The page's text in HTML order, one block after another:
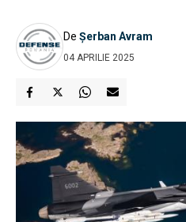
De Șerban Avram
04 APRILIE 2025